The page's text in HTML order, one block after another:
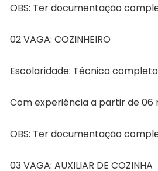
OBS: Ter documentação
02 VAGA: COZINHEIRO
Escolaridade: Técnico
Com experiência a partir de 06
OBS: Ter documentação
03 VAGA: AUXILIAR DE COZINHA